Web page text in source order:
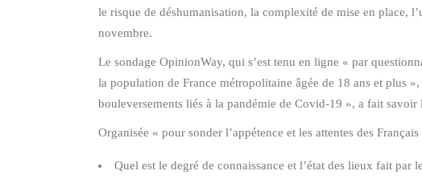
le risque de déshumanisation, la complexité de mise en place,
novembre.
Le sondage OpinionWay, qui s’est tenu en ligne « par
la population de France métropolitaine âgée de 18 ans et plus
bouleversements liés à la pandémie de Covid-19 », a fait
Organisée « pour sonder l’appétence et les attentes des
Quel est le degré de connaissance et l’état des lieux fait par